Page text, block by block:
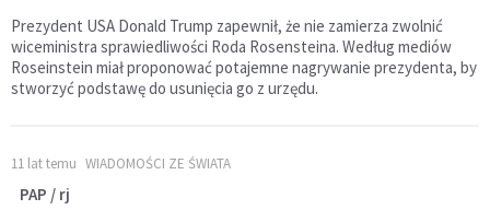
Prezydent USA Donald Trump zapewnił, że nie zamierza zwolnić
wiceministra sprawiedliwości Roda Rosensteina. Według mediów
Roseinstein miał proponować potajemne nagrywanie prezydenta, by
stworzyć podstawę do usunięcia go z urzędu.
11 lat temu WIADOMOŚCI ZE ŚWIATA
PAP / rj